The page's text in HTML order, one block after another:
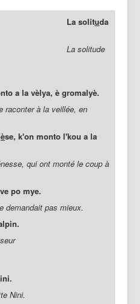
uda
a la vèlya, è gromalyè.
raconter à la veillée, en
èse, k'on monto l'kou a la
qui ont monté le coup à
ve po mye.
demandait pas mieux.
Nini.